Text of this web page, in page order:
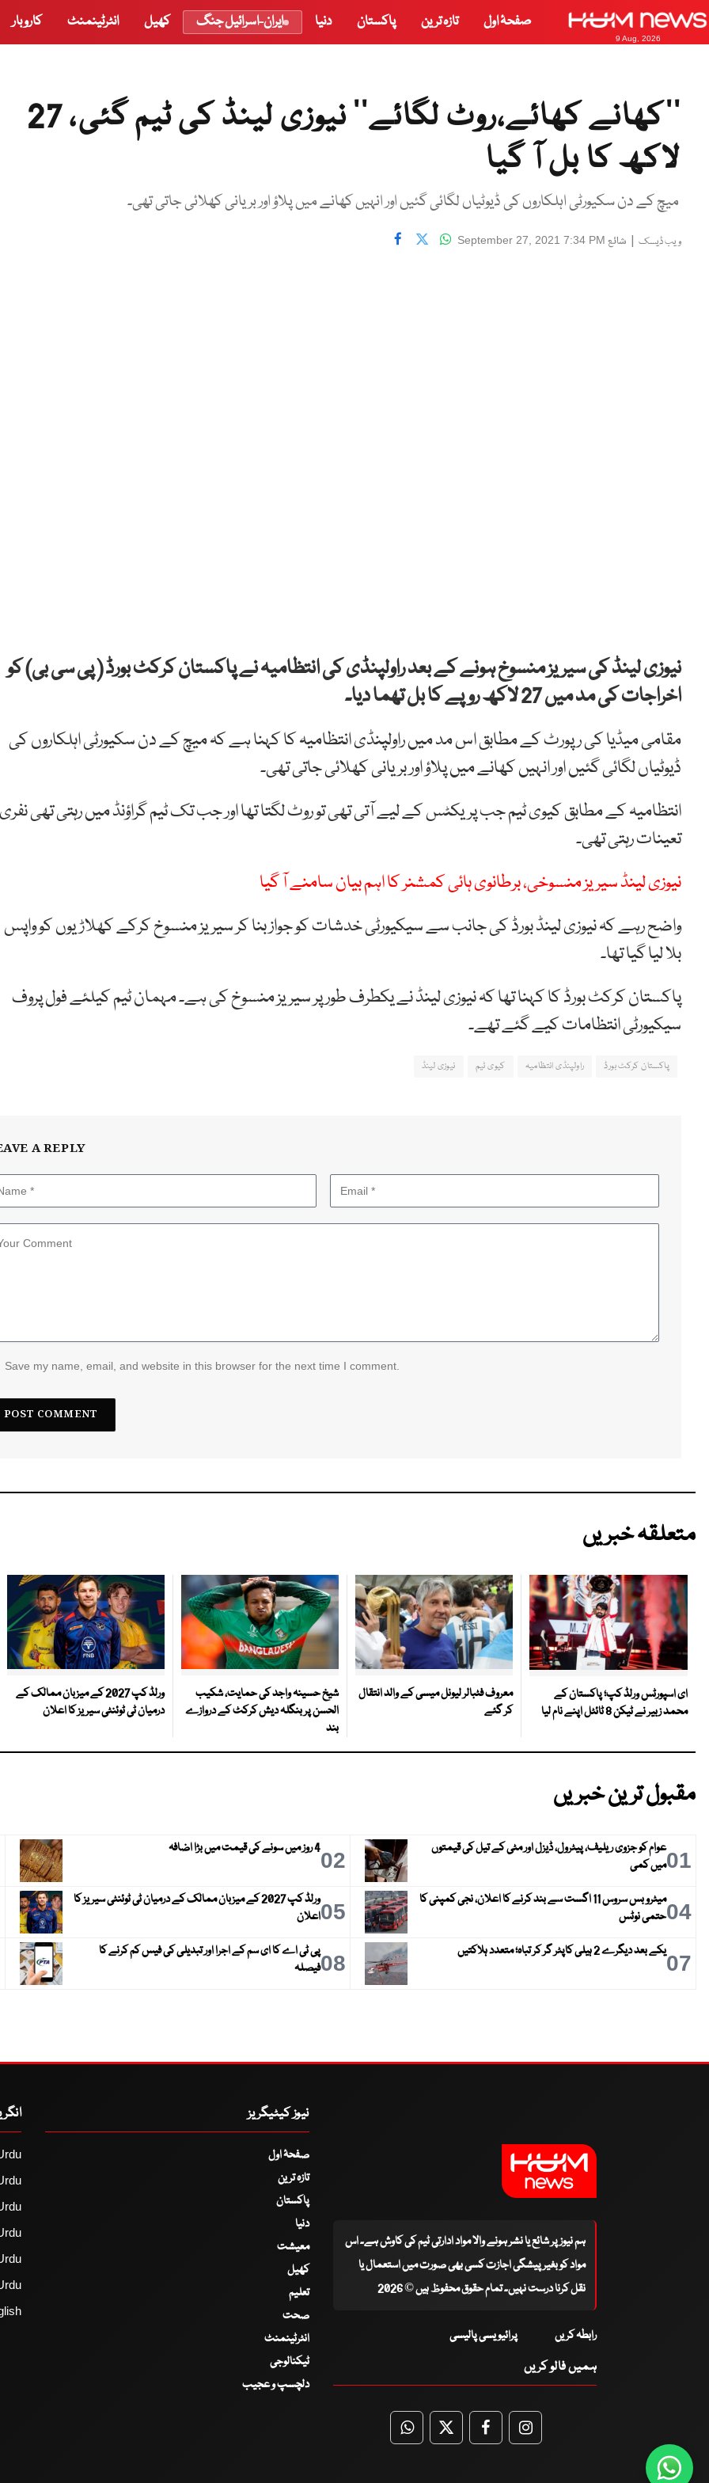
9 Aug, 2026
صفحۂ اول تازہ ترین پاکستان دنیا ایران-اسرائیل جنگ کھیل انٹرٹینمنٹ کاروبار
’’کھانے کھائے،روٹ لگائے‘‘ نیوزی لینڈ کی ٹیم گئی، 27
لاکھ کا بل آ گیا
میچ کے دن سکیورٹی اہلکاروں کی ڈیوٹیاں لگائی گئیں اور انہیں کھانے میں پلاؤ اور بریانی کھلائی جاتی تھی۔
ویب ڈیسک | شائع September 27, 2021 7:34 PM
نیوزی لینڈ کی سیریز منسوخ ہونے کے بعد راولپنڈی کی انتظامیہ نے پاکستان کرکٹ بورڈ ( پی سی بی) کو
اخراجات کی مد میں 27 لاکھ روپے کا بل تھما دیا۔
مقامی میڈیا کی رپورٹ کے مطابق اس مد میں راولپنڈی انتظامیہ کا کہنا ہے کہ میچ کے دن سکیورٹی اہلکاروں کی
ڈیوٹیاں لگائی گئیں اور انہیں کھانے میں پلاؤ اور بریانی کھلائی جاتی تھی۔
انتظامیہ کے مطابق کیوی ٹیم جب پریکٹس کے لیے آتی تھی تو روٹ لگتا تھا اور جب تک ٹیم گراؤنڈ میں رہتی تھی نفری
تعینات رہتی تھی۔
نیوزی لینڈ سیریز منسوخی، برطانوی ہائی کمشنر کا اہم بیان سامنے آ گیا
واضح رہے کہ نیوزی لینڈ بورڈ کی جانب سے سیکیورٹی خدشات کو جواز بنا کر سیریز منسوخ کرکے کھلاڑیوں کو واپس
بلا لیا گیا تھا۔
پاکستان کرکٹ بورڈ کا کہنا تھا کہ نیوزی لینڈ نے یکطرف طور پر سیریز منسوخ کی ہے۔ مہمان ٹیم کیلئے فول پروف
سیکیورٹی انتظامات کیے گئے تھے۔
پاکستان کرکٹ بورڈ راولپنڈی انتظامیہ کیوی ٹیم نیوزی لینڈ
A REPLY
Save my name, email, and website in this browser for the next time I comment.
متعلقہ خبریں
ای اسپورٹس ورلڈ کپ؛ پاکستان کے
محمد زبیر نے ٹیکن 8 ٹائٹل اپنے نام لیا
معروف فٹبالر لیونل میسی کے والد انتقال
کر گئے
شیخ حسینہ واجد کی حمایت، شکیب
الحسن پر بنگلہ دیش کرکٹ کے دروازے
بند
ورلڈ کپ 2027 کے میزبان ممالک کے
درمیان ٹی ٹوئنٹی سیریز کا اعلان
مقبول ترین خبریں
01عوام کو جزوی ریلیف، پیٹرول، ڈیزل اور مٹی کے تیل کی قیمتوں
میں کمی
024 روز میں سونے کی قیمت میں بڑا اضافہ
04
میٹرو بس سروس 11 اگست سے بند کرنے کا اعلان، نجی کمپنی کا
حتمی نوٹس
05
ورلڈ کپ 2027 کے میزبان ممالک کے درمیان ٹی ٹوئنٹی سیریز کا
اعلان
07یکے بعد دیگرے 2 ہیلی کاپٹر گر کر تباہ؛ متعدد ہلاکتیں 08پی ٹی اے کا ای سم کے اجرا اور تبدیلی کی فیس کم کرنے کا
فیصلہ
ہم نیوز پر شائع یا نشر ہونے والا مواد ادارتی ٹیم کی کاوش ہے۔ اس
مواد کو بغیر پیشگی اجازت کسی بھی صورت میں استعمال یا
نقل کرنا درست نہیں۔ تمام حقوق محفوظ ہیں © 2026
رابطہ کریں پرائیویسی پالیسی
ہمیں فالو کریں
WhatsApp
TwitterFacebookFacebook
نیوز کیٹیگریز
صفحۂ اول
تازہ ترین
پاکستان
دنیا
معیشت
کھیل
تعلیم
صحت
انٹرٹینمنٹ
ٹیکنالوجی
دلچسپ و عجیب